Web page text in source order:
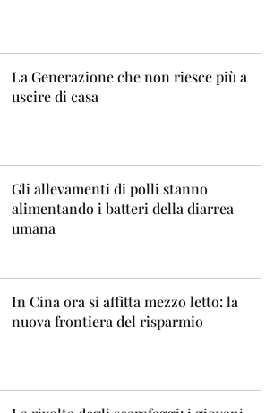
La Generazione che non riesce più a
uscire di casa
Gli allevamenti di polli stanno
alimentando i batteri della diarrea
umana
In Cina ora si affitta mezzo letto: la
nuova frontiera del risparmio